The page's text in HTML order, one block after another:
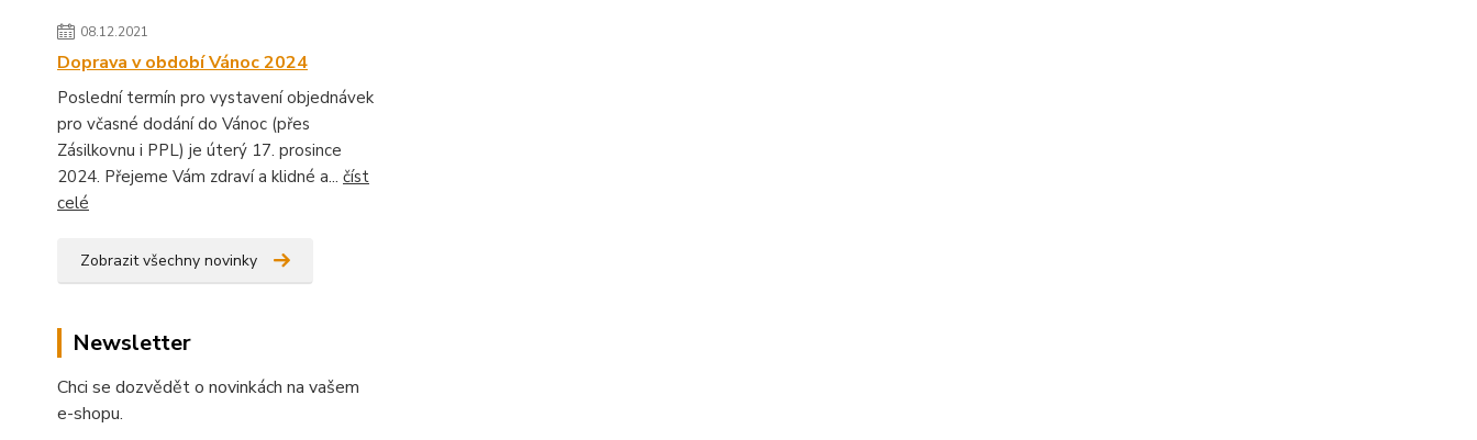
08.12.2021
Doprava v období Vánoc 2024
Poslední termín pro vystavení objednávek
pro včasné dodání do Vánoc (přes
Zásilkovnu i PPL) je úterý 17. prosince
2024. Přejeme Vám zdraví a klidné a... číst
celé
Zobrazit všechny novinky
Newsletter
Chci se dozvědět o novinkách na vašem
e-shopu.